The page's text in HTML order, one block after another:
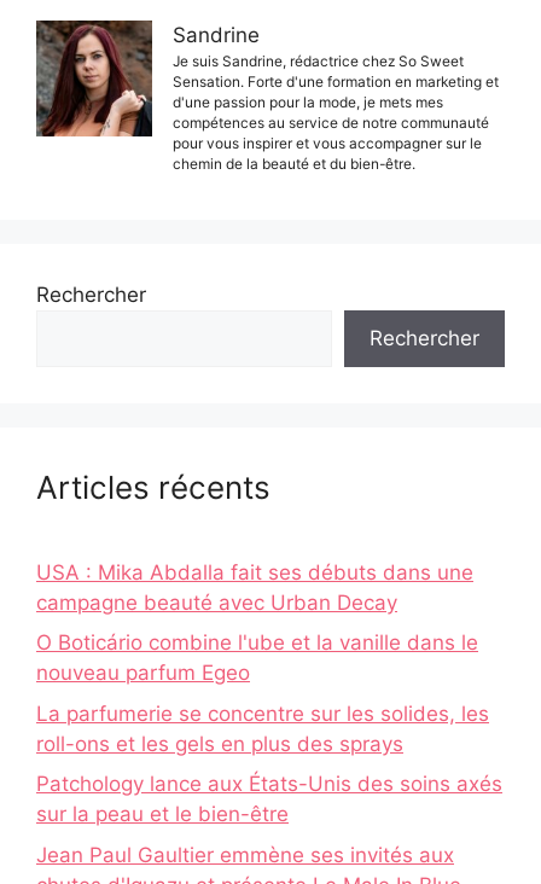
Sandrine
Je suis Sandrine, rédactrice chez So Sweet
Sensation. Forte d'une formation en marketing et
d'une passion pour la mode, je mets mes
compétences au service de notre communauté
pour vous inspirer et vous accompagner sur le
chemin de la beauté et du bien-être.
Rechercher
Rechercher
Articles récents
USA : Mika Abdalla fait ses débuts dans une
campagne beauté avec Urban Decay
O Boticário combine l'ube et la vanille dans le
nouveau parfum Egeo
La parfumerie se concentre sur les solides, les
roll-ons et les gels en plus des sprays
Patchology lance aux États-Unis des soins axés
sur la peau et le bien-être
Jean Paul Gaultier emmène ses invités aux